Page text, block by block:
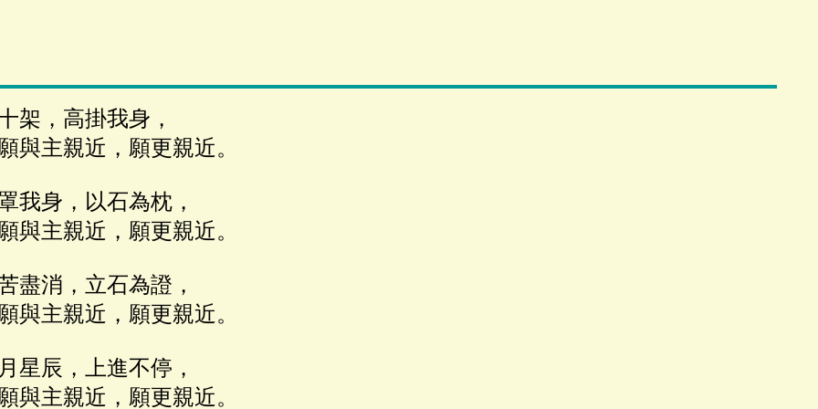
架，高掛我身，
與主親近，願更親近。
我身，以石為枕，
與主親近，願更親近。
盡消，立石為證，
與主親近，願更親近。
星辰，上進不停，
與主親近，願更親近。